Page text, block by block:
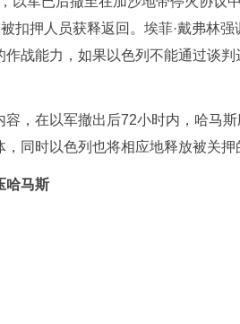
扣押人员获释返回。埃菲·戴弗林强
战能力，如果以色列不能通过谈
在以军撤出后72小时内，哈马斯
同时以色列也将相应地释放被关押
哈马斯